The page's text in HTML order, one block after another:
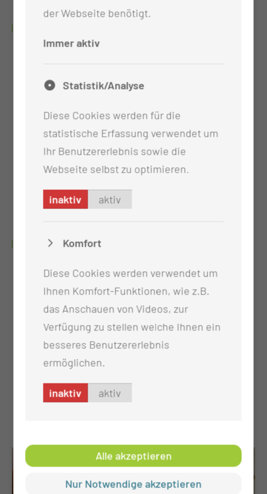
Entwicklung oder Verbesserung der
Körperwahrnehmung und des Körperschemas
Entwicklung oder Besserung der
Gleichgewichtsfunktionen und der Haltung
Aufbau oder Stabilisierung aktiver
spezifischer Behandlungsverfahren wie z.B.
WEITERE ANGEBOTE
Hilfsmittelversorgung
Erotherapeutischer Schienenbau
Klangschalentherapie
individuell im Bereich angepasste
Schienenversorgung
Kinesio Taping obere Extremität
Spiegeltherapie
der Webseite benötigt.
Immer aktiv
Statistik/Analyse
Diese Cookies werden für die
statistische Erfassung verwendet um
Ihr Benutzererlebnis sowie die
Webseite selbst zu optimieren.
inaktiv aktiv
Komfort
Diese Cookies werden verwendet um
Ihnen Komfort-Funktionen, wie z.B.
das Anschauen von Videos, zur
Verfügung zu stellen welche Ihnen ein
besseres Benutzererlebnis
ermöglichen.
inaktiv aktiv
Alle akzeptieren
Nur Notwendige akzeptieren